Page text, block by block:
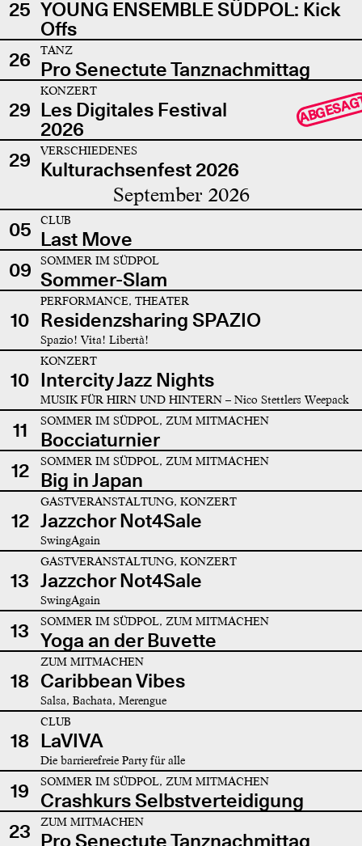
25 YOUNG ENSEMBLE SÜDPOL: Kick
Offs
26
TANZ
Pro Senectute Tanznachmittag
29
KONZERT
Les Digitales Festival
2026
29 VERSCHIEDENES
Kulturachsenfest 2026
September 2026
05 CLUB
Last Move
09
SOMMER IM SÜDPOL
Sommer-Slam
10
PERFORMANCE, THEATER
Residenzsharing SPAZIO
Spazio! Vita! Libertà!
10
KONZERT
Intercity Jazz Nights
MUSIK FÜR HIRN UND HINTERN – Nico Stettlers Weepack
11 SOMMER IM SÜDPOL, ZUM MITMACHEN
Bocciaturnier
12
SOMMER IM SÜDPOL, ZUM MITMACHEN
Big in Japan
12
GASTVERANSTALTUNG, KONZERT
Jazzchor Not4Sale
SwingAgain
13
GASTVERANSTALTUNG, KONZERT
Jazzchor Not4Sale
SwingAgain
13 SOMMER IM SÜDPOL, ZUM MITMACHEN
Yoga an der Buvette
18
ZUM MITMACHEN
Caribbean Vibes
Salsa, Bachata, Merengue
18
CLUB
LaVIVA
Die barrierefreie Party für alle
19 SOMMER IM SÜDPOL, ZUM MITMACHEN
Crashkurs Selbstverteidigung
23
ZUM MITMACHEN
Pro Senectute Tanznachmittag